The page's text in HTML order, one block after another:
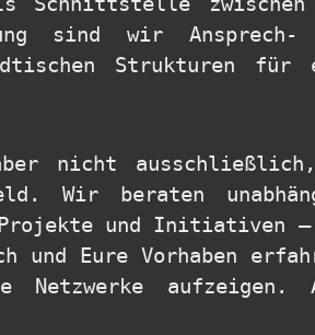
sind wir Ansprech-
Strukturen für
nicht
Wir beraten
und Initiativen –
und Eure Vorhaben
Netzwerke aufzeigen.